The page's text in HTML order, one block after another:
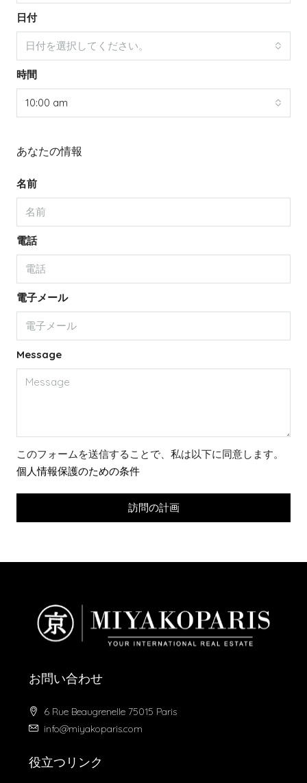
日付
日付を選択してください。
時間
10:00 am
あなたの情報
名前
電話
電子メール
Message
このフォームを送信することで、私は以下に同意します。
個人情報保護のための条件
訪問の計画
お問い合わせ
6 Rue Beaugrenelle 75015 Paris
info@miyakoparis.com
役立つリンク